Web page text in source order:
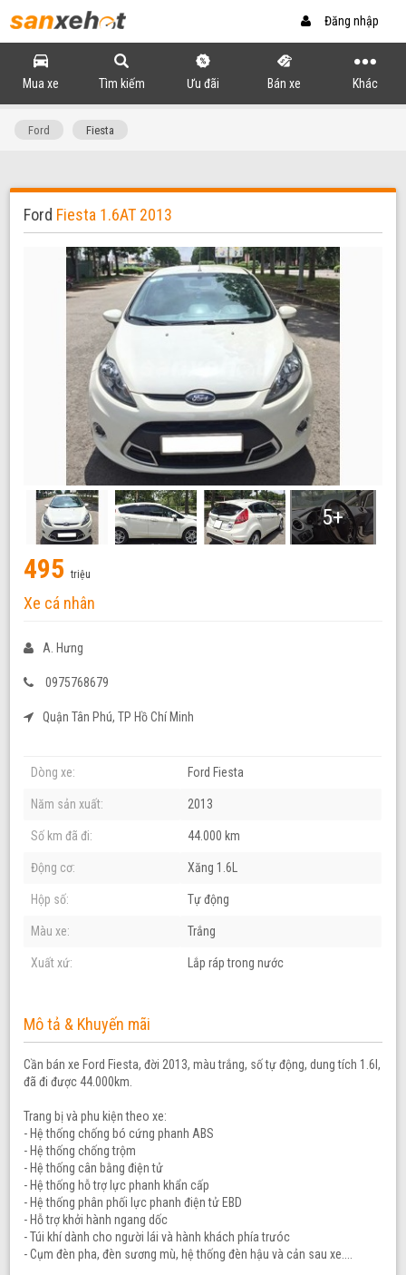
Đăng nhập
Mua xe Tìm kiếm Ưu đãi Bán xe Khác
Ford Fiesta
Ford Fiesta 1.6AT 2013
5+
495triệu
Xe cá nhân
A. Hưng
0975768679
Quận Tân Phú, TP Hồ Chí Minh
Dòng xe: Ford Fiesta
Năm sản xuất: 2013
Số km đã đi: 44.000 km
Động cơ: Xăng 1.6L
Hộp số: Tự động
Màu xe: Trắng
Xuất xứ: Lắp ráp trong nước
Mô tả & Khuyến mãi
Cần bán xe Ford Fiesta, đời 2013, màu trắng, số tự động, dung tích 1.6l,
đã đi được 44.000km.
Trang bị và phu kiện theo xe:
- Hệ thống chống bó cứng phanh ABS
- Hệ thống chống trộm
- Hệ thống cân bằng điện tử
- Hệ thống hỗ trợ lực phanh khẩn cấp
- Hệ thống phân phối lực phanh điện tử EBD
- Hỗ trợ khởi hành ngang dốc
- Túi khí dành cho người lái và hành khách phía trưóc
- Cụm đèn pha, đèn sương mù, hệ thống đèn hậu và cản sau xe....